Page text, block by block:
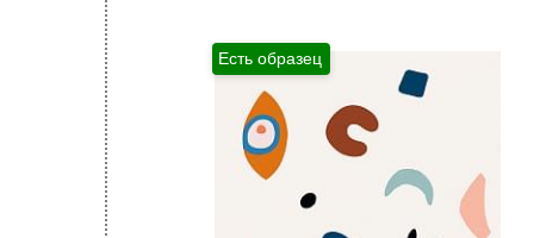
Есть образец